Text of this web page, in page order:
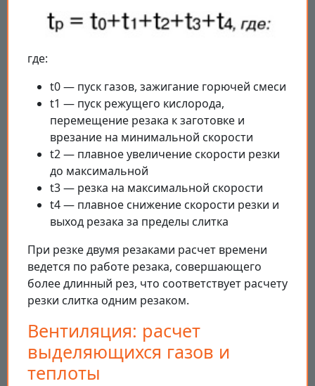
где:
t0 — пуск газов, зажигание горючей смеси
t1 — пуск режущего кислорода,
перемещение резака к заготовке и
врезание на минимальной скорости
t2 — плавное увеличение скорости резки
до максимальной
t3 — резка на максимальной скорости
t4 — плавное снижение скорости резки и
выход резака за пределы слитка
При резке двумя резаками расчет времени
ведется по работе резака, совершающего
более длинный рез, что соответствует расчету
резки слитка одним резаком.
Вентиляция: расчет
выделяющихся газов и
теплоты